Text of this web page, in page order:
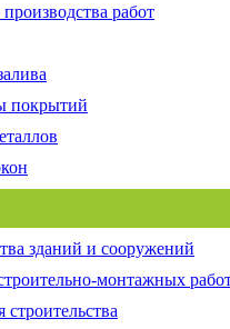
работ
покрытий
зданий и сооружений
монтажных